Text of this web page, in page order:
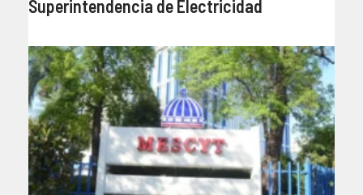
Superintendencia de Electricidad